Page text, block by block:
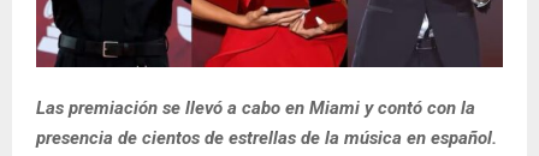
Las premiación se llevó a cabo en Miami y contó con la
presencia de cientos de estrellas de la música en español.